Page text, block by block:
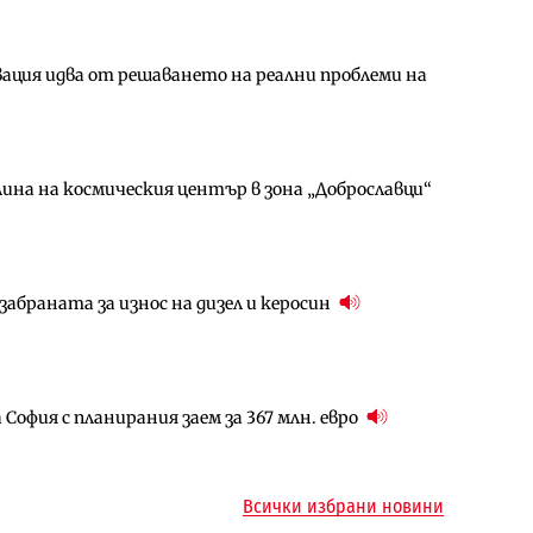
идва от решаването на реални проблеми на
на космическия център в зона „Доброславци“
за износ на дизел и керосин
с планирания заем за 367 млн. евро
още няколко седмици, ако сушата продължи
придобиване на Euroapi Italy
план за магистралата Русе – Велико
надзора на двете метростанции в „Люлин“
продължава да се охлажда (Графика)
оценки на имотите може да бъдат
езеро става част от бъдещата магистрала
„на ръчно управление“ общинската
Всички избрани новини